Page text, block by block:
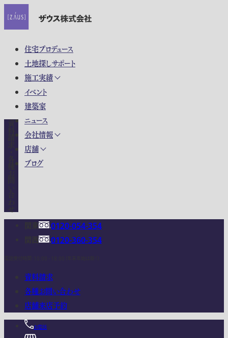
住宅プロデュース
土地探しサポート
施工実績
イベント
建築家
ニュース
会社情報
店舗
ブログ
0120-054-354
0120-360-354
資料請求
各種お問い合わせ
店舗来店予約
お電話